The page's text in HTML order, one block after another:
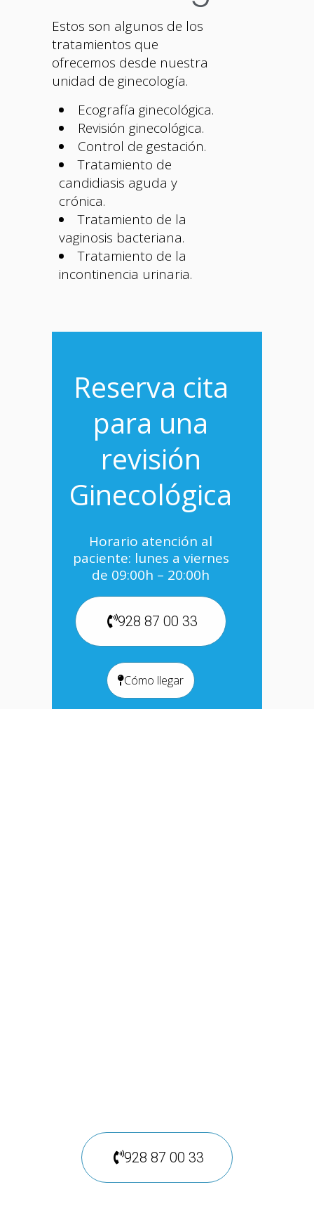
Estos son algunos de los
tratamientos que
ofrecemos desde nuestra
unidad de ginecología.
Ecografía ginecológica.
Revisión ginecológica.
Control de gestación.
Tratamiento de
candidiasis aguda y
crónica.
Tratamiento de la
vaginosis bacteriana.
Tratamiento de la
incontinencia urinaria.
Reserva cita
para una
revisión
Ginecológica
Horario atención al
paciente: lunes a viernes
de 09:00h – 20:00h
928 87 00 33
Cómo llegar
928 87 00 33